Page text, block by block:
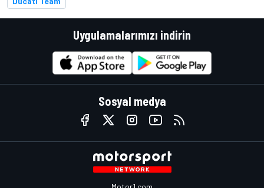
Uygulamalarımızı indirin
Sosyal medya